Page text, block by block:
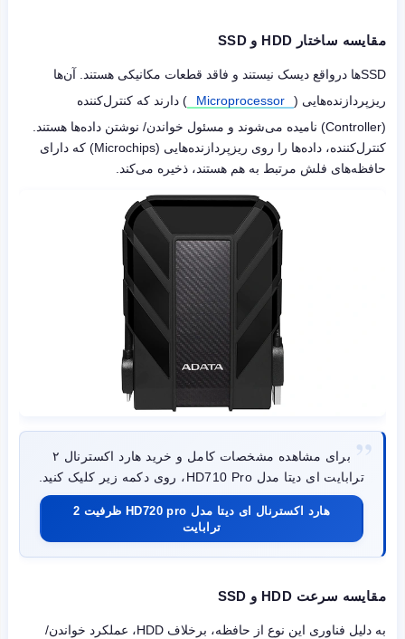
مقایسه ساختار HDD و SSD
SSDها درواقع دیسک نیستند و فاقد قطعات مکانیکی هستند. آن‌ها
ریزپردازنده‌هایی (
Microprocessor
) دارند که کنترل‌کننده
(Controller) نامیده می‌شوند و مسئول خواندن/ نوشتن داده‌ها هستند.
کنترل‌کننده، داده‌ها را روی ریزپردازنده‌هایی (Microchips) که دارای
حافظه‌های فلش مرتبط به هم هستند، ذخیره می‌کند.
برای مشاهده مشخصات کامل و خرید هارد اکسترنال ۲
ترابایت ای دیتا مدل HD710 Pro، روی دکمه زیر کلیک کنید.
هارد اکسترنال ای دیتا مدل HD720 pro ظرفیت 2
ترابایت
مقایسه سرعت HDD و SSD
به دلیل فناوری این نوع از حافظه، برخلاف HDD، عملکرد خواندن/